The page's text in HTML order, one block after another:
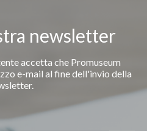
newsletter
accetta che Promuseum
e-mail al fine dell'invio della